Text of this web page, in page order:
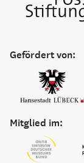
Gefördert von:
Mitglied im: